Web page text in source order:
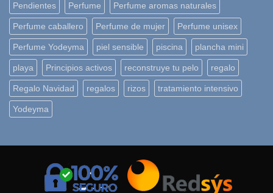
Pendientes Perfume Perfume aromas naturales
Perfume caballero Perfume de mujer Perfume unisex
Perfume Yodeyma piel sensible piscina plancha mini
playa Principios activos reconstruye tu pelo regalo
Regalo Navidad regalos rizos tratamiento intensivo
Yodeyma